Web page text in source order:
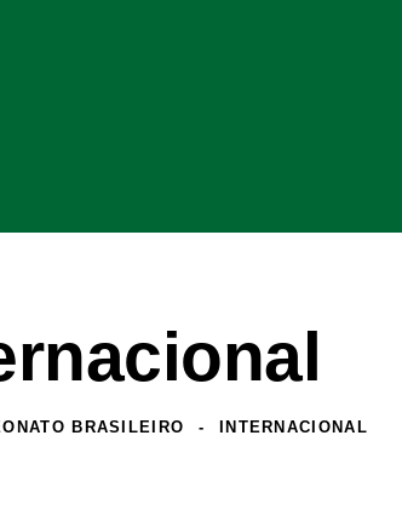
BRASILEIRO INTERNACIONAL